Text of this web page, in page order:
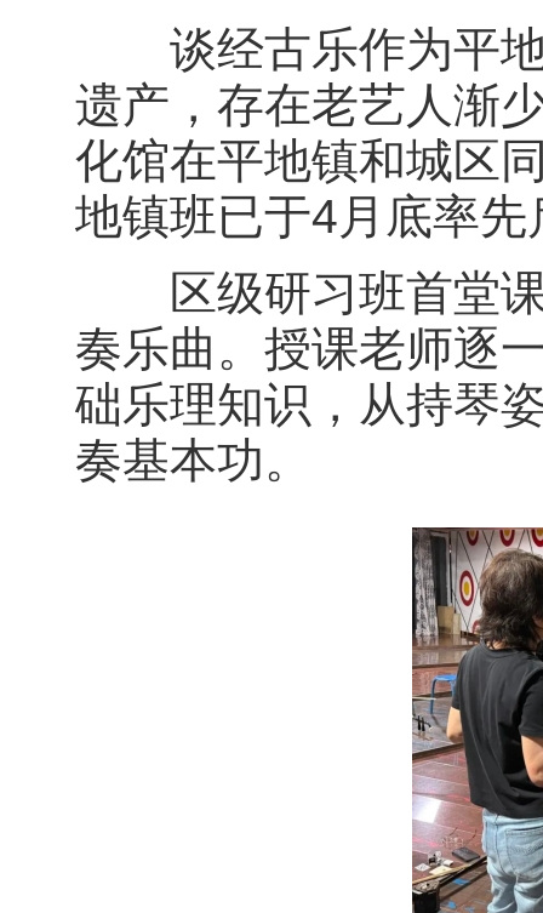
谈经古乐作为平地
遗产，存在老艺人渐
化馆在平地镇和城区
地镇班已于4月底率先
区级研习班首堂课
奏乐曲。授课老师逐
础乐理知识，从持琴
奏基本功。